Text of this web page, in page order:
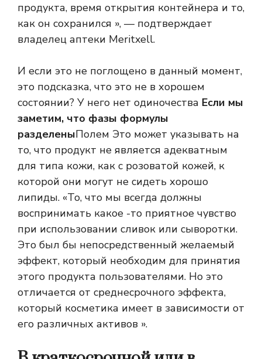
продукта, время открытия контейнера и то,
как он сохранился », — подтверждает
владелец аптеки Meritxell.
И если это не поглощено в данный момент,
это подсказка, что это не в хорошем
состоянии? У него нет одиночества Если мы
заметим, что фазы формулы
разделеныПолем Это может указывать на
то, что продукт не является адекватным
для типа кожи, как с розоватой кожей, к
которой они могут не сидеть хорошо
липиды. «То, что мы всегда должны
воспринимать какое -то приятное чувство
при использовании сливок или сыворотки.
Это был бы непосредственный желаемый
эффект, который необходим для принятия
этого продукта пользователями. Но это
отличается от среднесрочного эффекта,
который косметика имеет в зависимости от
его различных активов ».